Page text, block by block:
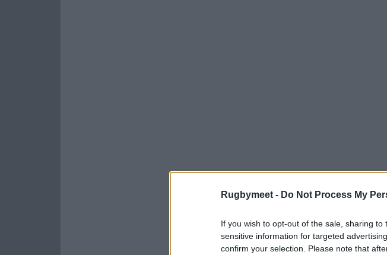
Rugbymeet - Do Not Process My
If you wish to opt-out of the sale, sharing
sensitive information for targeted
confirm your selection. Please note that